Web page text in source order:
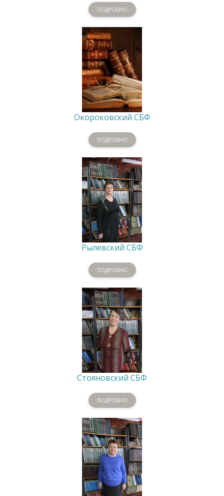
ПОДРОБНО
Окороковский СБФ
ПОДРОБНО
Рылевский СБФ
ПОДРОБНО
Стояновский СБФ
ПОДРОБНО